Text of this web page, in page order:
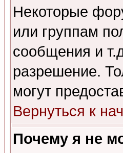
Некоторые
или группам
сообщения и
разрешение.
могут
Вернуться к
Почему я не